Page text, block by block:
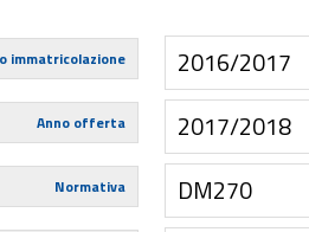
immatricolazione 2016/2017
Anno offerta 2017/2018
Normativa DM270